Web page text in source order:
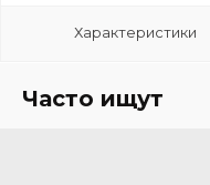
Характеристики
Часто ищут